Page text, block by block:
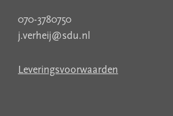
070-3780750
j.verheij@sdu.nl
Leveringsvoorwaarden